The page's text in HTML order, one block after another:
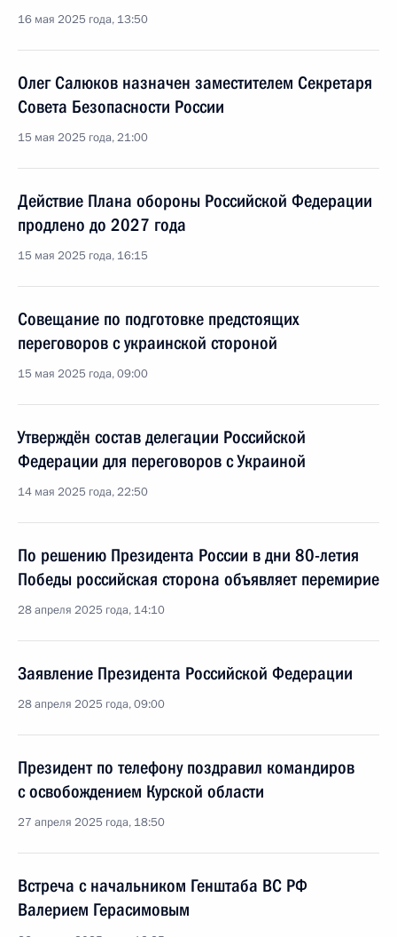
16 мая 2025 года, 13:50
Олег Салюков назначен заместителем Секретаря
Совета Безопасности России
15 мая 2025 года, 21:00
Действие Плана обороны Российской Федерации
продлено до 2027 года
15 мая 2025 года, 16:15
Совещание по подготовке предстоящих
переговоров с украинской стороной
15 мая 2025 года, 09:00
Утверждён состав делегации Российской
Федерации для переговоров с Украиной
14 мая 2025 года, 22:50
По решению Президента России в дни 80-летия
Победы российская сторона объявляет перемирие
28 апреля 2025 года, 14:10
Заявление Президента Российской Федерации
28 апреля 2025 года, 09:00
Президент по телефону поздравил командиров
с освобождением Курской области
27 апреля 2025 года, 18:50
Встреча с начальником Генштаба ВС РФ
Валерием Герасимовым